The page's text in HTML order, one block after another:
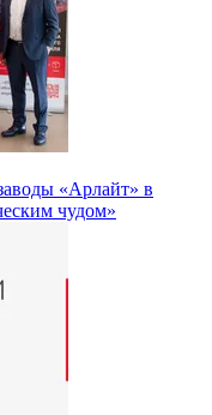
«Арлайт» в
чудом»